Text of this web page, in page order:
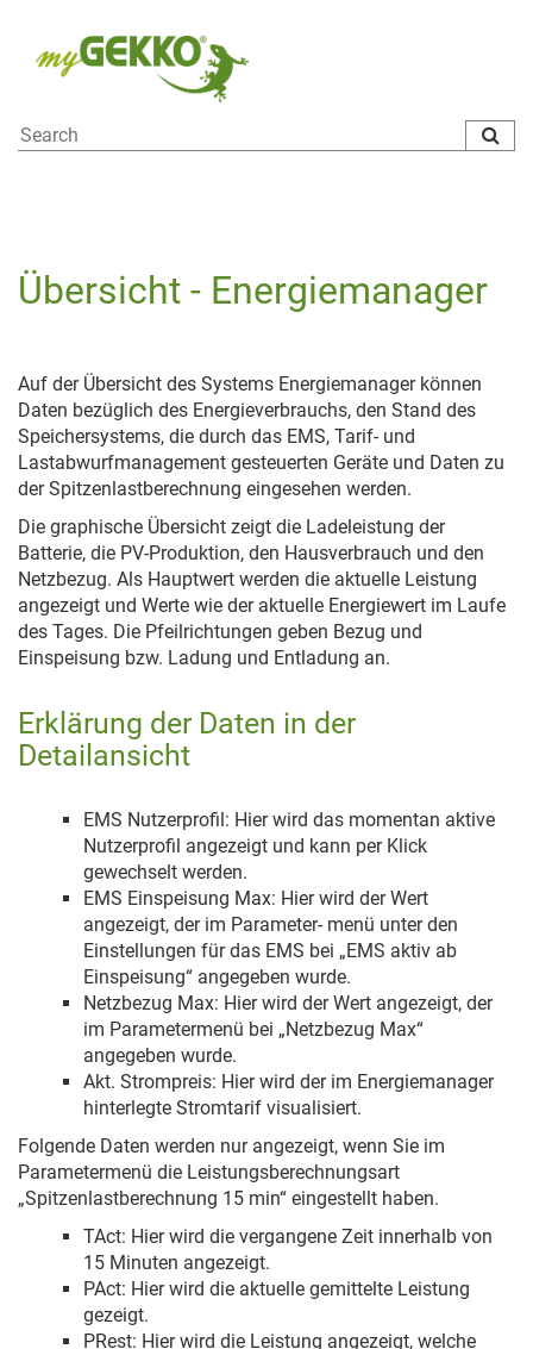
Übersicht - Energiemanager
Auf der Übersicht des Systems Energiemanager können
Daten bezüglich des Energieverbrauchs, den Stand des
Speichersystems, die durch das EMS, Tarif- und
Lastabwurfmanagement gesteuerten Geräte und Daten zu
der Spitzenlastberechnung eingesehen werden.
Die graphische Übersicht zeigt die Ladeleistung der
Batterie, die PV-Produktion, den Hausverbrauch und den
Netzbezug. Als Hauptwert werden die aktuelle Leistung
angezeigt und Werte wie der aktuelle Energiewert im Laufe
des Tages. Die Pfeilrichtungen geben Bezug und
Einspeisung bzw. Ladung und Entladung an.
Erklärung der Daten in der
Detailansicht
EMS Nutzerprofil: Hier wird das momentan aktive
Nutzerprofil angezeigt und kann per Klick
gewechselt werden.
EMS Einspeisung Max: Hier wird der Wert
angezeigt, der im Parameter- menü unter den
Einstellungen für das EMS bei „EMS aktiv ab
Einspeisung“ angegeben wurde.
Netzbezug Max: Hier wird der Wert angezeigt, der
im Parametermenü bei „Netzbezug Max“
angegeben wurde.
Akt. Strompreis: Hier wird der im Energiemanager
hinterlegte Stromtarif visualisiert.
Folgende Daten werden nur angezeigt, wenn Sie im
Parametermenü die Leistungsberechnungsart
„Spitzenlastberechnung 15 min“ eingestellt haben.
TAct: Hier wird die vergangene Zeit innerhalb von
15 Minuten angezeigt.
PAct: Hier wird die aktuelle gemittelte Leistung
gezeigt.
PRest: Hier wird die Leistung angezeigt, welche